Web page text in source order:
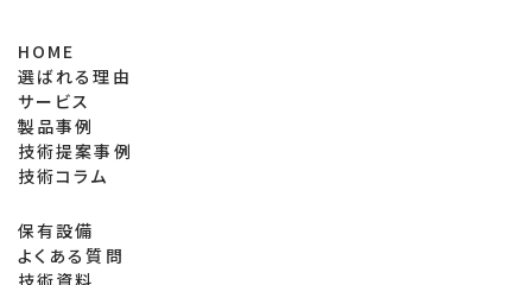
HOME
選ばれる理由
サービス
製品事例
技術提案事例
技術コラム
保有設備
よくある質問